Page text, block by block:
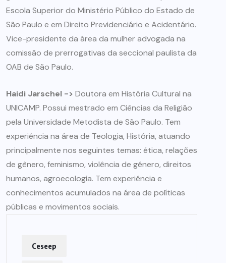
Escola Superior do Ministério Público do Estado de
São Paulo e em Direito Previdenciário e Acidentário.
Vice-presidente da área da mulher advogada na
comissão de prerrogativas da seccional paulista da
OAB de São Paulo.
Haidi Jarschel -> Doutora em História Cultural na
UNICAMP. Possui mestrado em Ciências da Religião
pela Universidade Metodista de São Paulo. Tem
experiência na área de Teologia, História, atuando
principalmente nos seguintes temas: ética, relações
de gênero, feminismo, violência de gênero, direitos
humanos, agroecologia. Tem experiência e
conhecimentos acumulados na área de políticas
públicas e movimentos sociais.
Ceseep